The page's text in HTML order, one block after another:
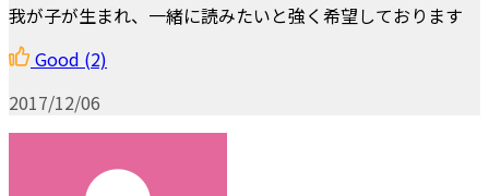
我が子が生まれ、一緒に読みたいと強く希望しております
Good (2)
2017/12/06